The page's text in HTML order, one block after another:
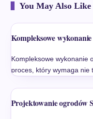
You May Also Like
Kompleksowe
Kompleksowe wykonanie
proces, który wymaga nie
Projektowanie ogrodów